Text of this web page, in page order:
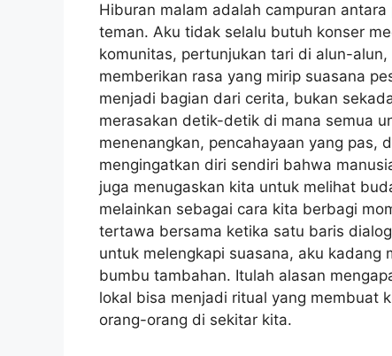
Hiburan malam adalah campuran
teman. Aku tidak selalu butuh konser
komunitas, pertunjukan tari di alun-
memberikan rasa yang mirip suasana
menjadi bagian dari cerita, bukan
merasakan detik-detik di mana semua
menenangkan, pencahayaan yang pas,
mengingatkan diri sendiri bahwa
juga menugaskan kita untuk melihat
melainkan sebagai cara kita berbagi
tertawa bersama ketika satu baris
untuk melengkapi suasana, aku kadang
bumbu tambahan. Itulah alasan
lokal bisa menjadi ritual yang membuat
orang-orang di sekitar kita.